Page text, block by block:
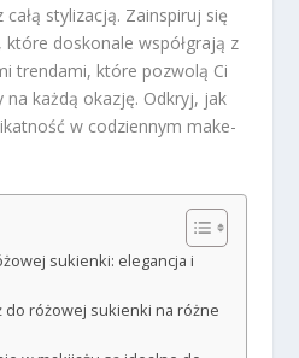
stylizacją. Zainspiruj się
doskonale współgrają z
trendami, które pozwolą Ci
każdą okazję. Odkryj, jak
w codziennym make-
sukienki: elegancja i
do różowej sukienki na różne